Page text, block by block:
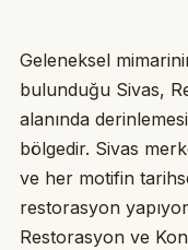
Geleneksel
bulunduğu Sivas,
alanında
bölgedir. Sivas
ve her motifin
restorasyon
Restorasyon ve